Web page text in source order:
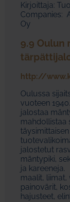
Kirjoittaja:
Companies:
Oy
9.9 Oulun
http://
Oulussa
vuoteen
jalostaa
mahdollistaa
jalostetut
mäntypiki,
ja
maalit, liimat,
painovärit,
hajusteet,